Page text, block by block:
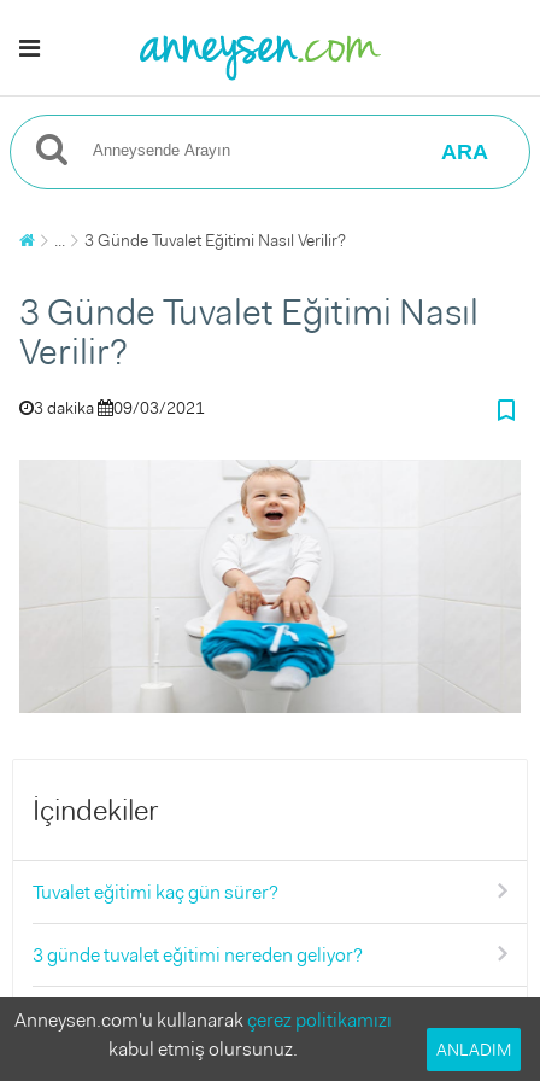
ARA
... 3 Günde Tuvalet Eğitimi Nasıl Verilir?
3 Günde Tuvalet Eğitimi Nasıl
Verilir?
3 dakika 09/03/2021 bookmark_border
İçindekiler
Tuvalet eğitimi kaç gün sürer?
3 günde tuvalet eğitimi nereden geliyor?
3 yaşındaki çocuğa tuvalet eğitimi nasıl verilir?
Anneysen.com'u kullanarakçerez politikamızı
kabul etmiş olursunuz.
ANLADIM